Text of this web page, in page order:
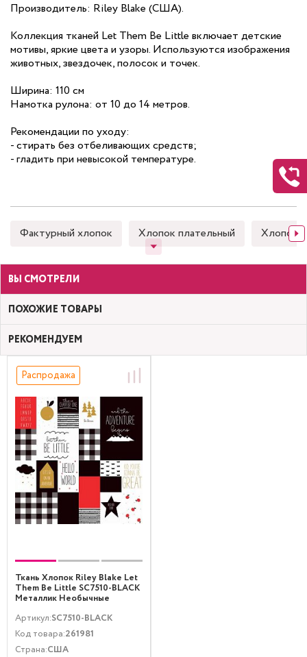
Производитель: Riley Blake (США).
Коллекция тканей Let Them Be Little включает детские
мотивы, яркие цвета и узоры. Используются изображения
животных, звездочек, полосок и точек.
Ширина: 110 см
Намотка рулона: от 10 до 14 метров.
Рекомендации по уходу:
- стирать без отбеливающих средств;
- гладить при невысокой температуре.
Фактурный хлопок Хлопок плательный Хлопок
ВЫ СМОТРЕЛИ
ПОХОЖИЕ ТОВАРЫ
РЕКОМЕНДУЕМ
Распродажа
Ткань Хлопок Riley Blake Let
Them Be Little SC7510-BLACK
Металлик Необычные
Артикул:SC7510-BLACK
Код товара:261981
Страна:США